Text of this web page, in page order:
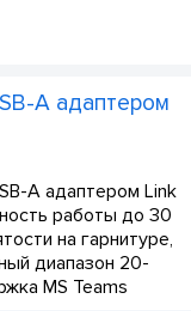
A адаптером
A адаптером Link
работы до 30
на гарнитуре,
диапазон 20-
MS Teams